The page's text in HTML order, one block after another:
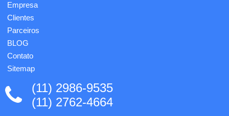
Empresa
Clientes
Parceiros
BLOG
Contato
Sitemap
(11) 2986-9535
(11) 2762-4664